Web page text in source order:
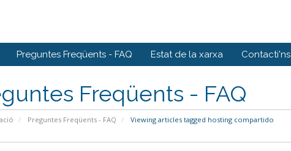
Preguntes Freqüents - FAQ Estat de la xarxa Contacti'ns
Freqüents - FAQ
Preguntes Freqüents - FAQ Viewing articles tagged hosting compartido